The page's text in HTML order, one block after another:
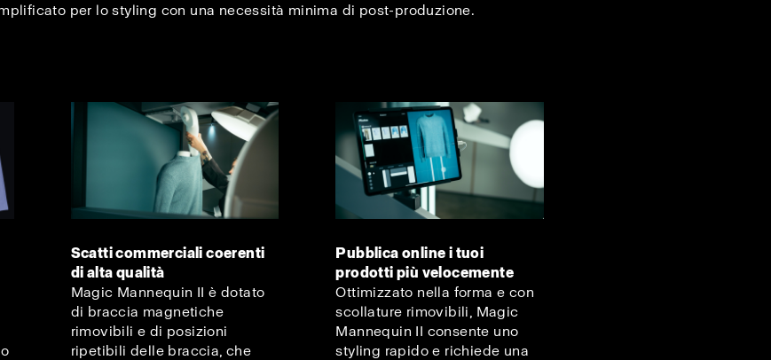
per lo styling con una necessità minima di post-produzione.
Scatti commerciali coerenti
di alta qualità
Magic Mannequin II è dotato
di braccia magnetiche
rimovibili e di posizioni
ripetibili delle braccia, che
Pubblica online i tuoi
prodotti più velocemente
Ottimizzato nella forma e con
scollature rimovibili, Magic
Mannequin II consente uno
styling rapido e richiede una